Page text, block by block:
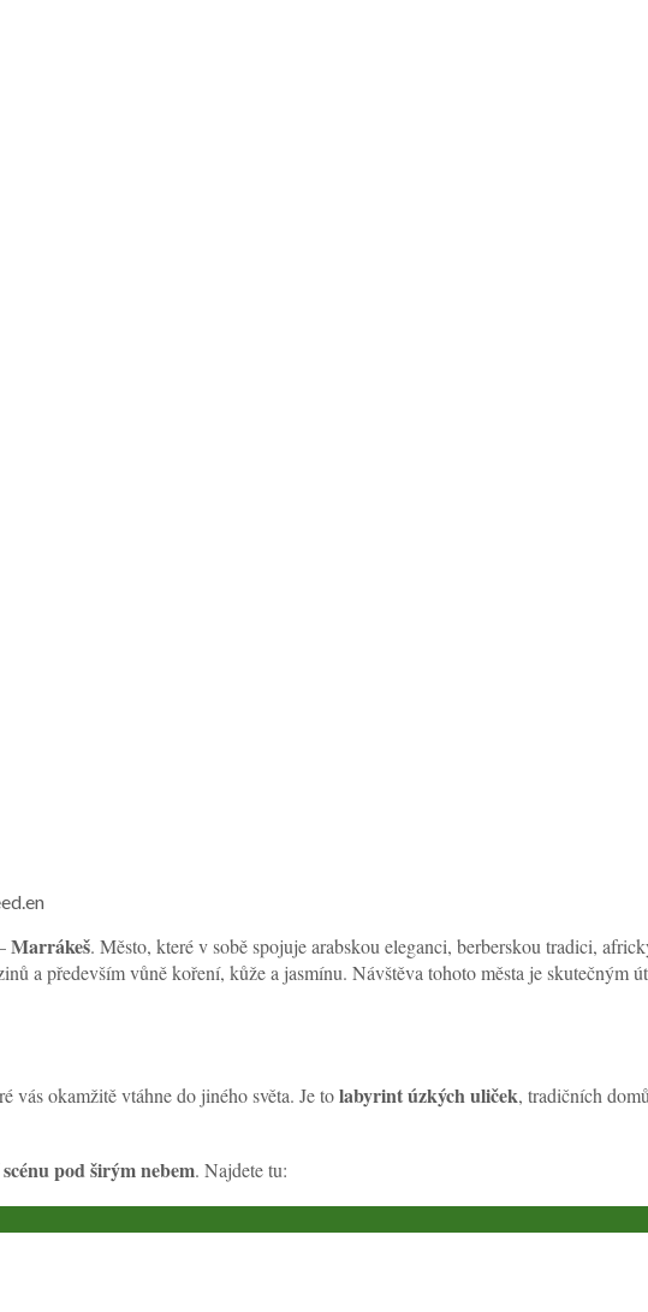
Marrákeš. Město, které v sobě spojuje arabskou eleganci, berberskou tradici,
a především vůně koření, kůže a jasmínu. Návštěva tohoto města je skutečným
vás okamžitě vtáhne do jiného světa. Je tolabyrint úzkých uliček, tradičních
pod širým nebem. Najdete tu: